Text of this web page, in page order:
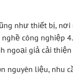
như thiết bị,
công nghiệp
ngoại giả cải
nguyên liệu, nhu